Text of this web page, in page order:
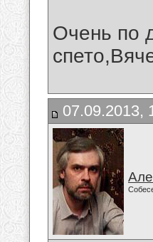
Очень по
07.09.2013,